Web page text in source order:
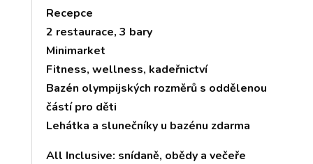
Recepce
2 restaurace, 3 bary
Minimarket
Fitness, wellness, kadeřnictví
Bazén olympijských rozměrů s oddělenou
částí pro děti
Lehátka a slunečníky u bazénu zdarma
All Inclusive: snídaně, obědy a večeře